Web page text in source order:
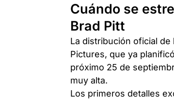
Cuándo se
Brad Pitt
La distribución oficial de
Pictures, que ya
próximo 25 de
muy alta.
Los primeros detalles